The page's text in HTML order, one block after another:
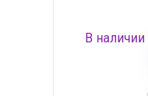
В наличии